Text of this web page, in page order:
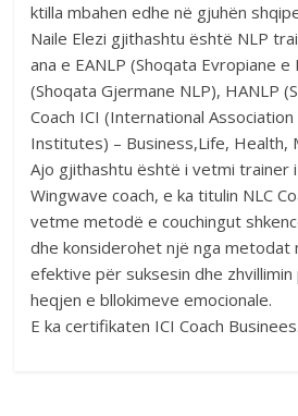
ktilla mbahen edhe në gjuhën
Naile Elezi gjithashtu është NLP
ana e EANLP (Shoqata Evropiane e
(Shoqata Gjermane NLP), HANLP
Coach ICI (International Association
Institutes) – Business,Life, Health,
Ajo gjithashtu është i vetmi trainer
Wingwave coach, e ka titulin NLC
vetme metodë e couchingut
dhe konsiderohet një nga metodat
efektive për suksesin dhe
heqjen e bllokimeve emocionale.
E ka certifikaten ICI Coach Businees.